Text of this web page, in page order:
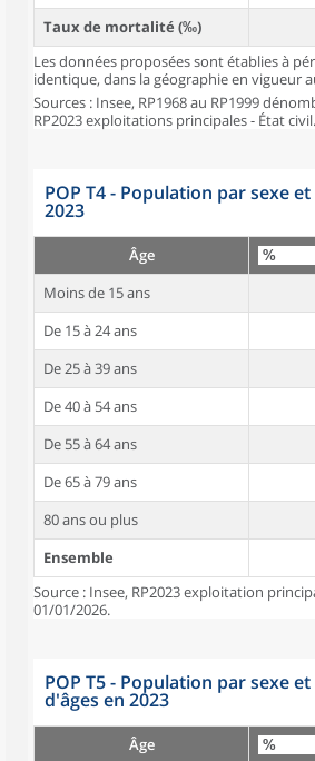
Taux de mortalité (‰)
Les données proposées sont établies à
identique, dans la géographie en vigueur
Sources : Insee, RP1968 au RP1999
RP2023 exploitations principales - État civil.
POP T4 - Population par sexe
2023
Âge
Moins de 15 ans
De 15 à 24 ans
De 25 à 39 ans
De 40 à 54 ans
De 55 à 64 ans
De 65 à 79 ans
80 ans ou plus
Ensemble
Source : Insee, RP2023 exploitation
01/01/2026.
POP T5 - Population par sexe
d'âges en 2023
Âge